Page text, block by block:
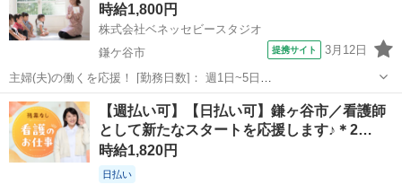
ようにレッスンをお願いします...
時給1,800円
株式会社ベネッセビースタジオ
鎌ケ谷市
提携サイト 3月12日
主婦(夫)の働くを応援！ [勤務日数]： 週1日~5日
14:00~16:00/15:00~18:00/14:00~18:00 月/火/水/木/金/土/日 などから選
べます [勤務地・最寄駅]： 千葉県鎌ケ谷市 株式会社...
千葉 鎌ケ谷市 その他
【週払い可】【日払い可】鎌ヶ谷市／看護師
として新たなスタートを応援します♪＊2…
時給1,820円
日払い